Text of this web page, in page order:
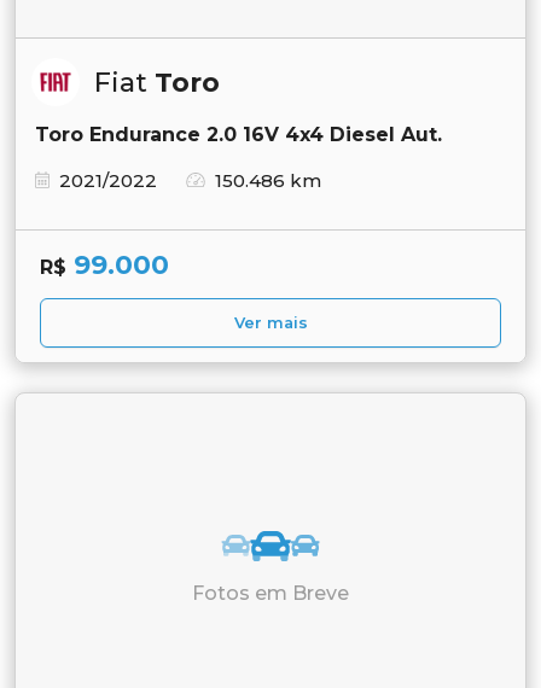
Fiat Toro
Toro Endurance 2.0 16V 4x4 Diesel Aut.
2021/2022
150.486 km
R$ 99.000
Ver mais
Fotos em Breve